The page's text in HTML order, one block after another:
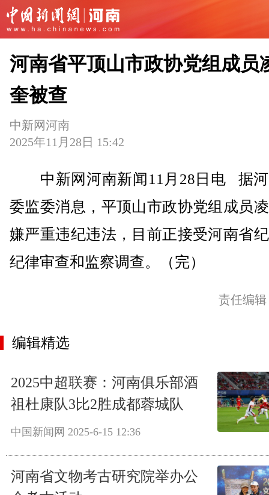
河南省平顶山市政协党组成员
奎被查
中新网河南
2025年11月28日 15:42
中新网河南新闻11月28日电 据河
委监委消息，平顶山市政协党组成员
嫌严重违纪违法，目前正接受河南省
纪律审查和监察调查。（完）
责任编
编辑精选
2025中超联赛：河南俱乐部酒
祖杜康队3比2胜成都蓉城队
中国新闻网 2025-6-15 12:36
河南省文物考古研究院举办公